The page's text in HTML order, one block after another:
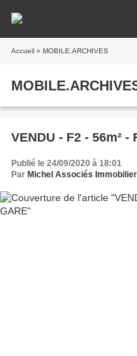
Accueil » MOBILE.ARCHIVES
VENDU - F2 - 56m²
Publié le 24/09/2020 à 18:01
Par Michel Associés Immobilier